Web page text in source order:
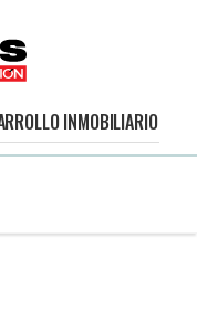
INMOBILIARIO